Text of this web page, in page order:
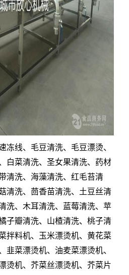
冻线、毛豆清洗、毛豆漂烫、
白菜清洗、圣女果清洗、药材
清洗、海藻清洗、红毛苔清
清洗、茴香苗清洗、土豆丝清
洗、木耳清洗、蓝莓清洗、苹
子瓣清洗、山楂清洗、桃子清
拌料机、玉米漂烫机、黄花菜
韭菜漂烫机、油麦菜漂烫机、
烫机、芥菜丝漂烫机、芥菜片